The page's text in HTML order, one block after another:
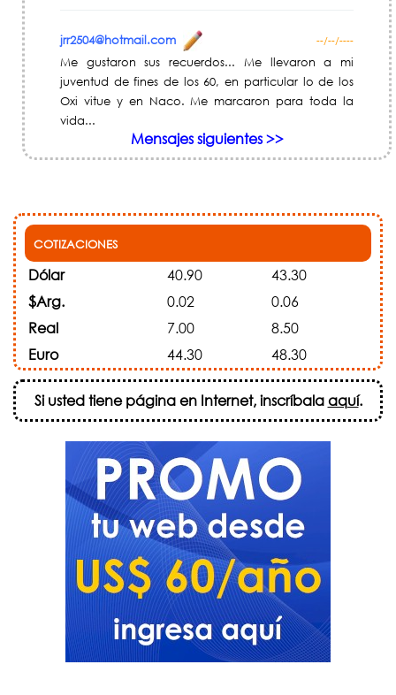
jrr2504@hotmail.com --/--/----
Me gustaron sus recuerdos... Me llevaron a mi
juventud de fines de los 60, en particular lo de los
Oxi vitue y en Naco. Me marcaron para toda la
vida...
Mensajes siguientes >>
COTIZACIONES
Dólar 40.90
43.30
$Arg.
0.02
0.06
Real
7.00
8.50
Euro
44.30 48.30
Si usted tiene página en Internet, inscríbalaaquí.